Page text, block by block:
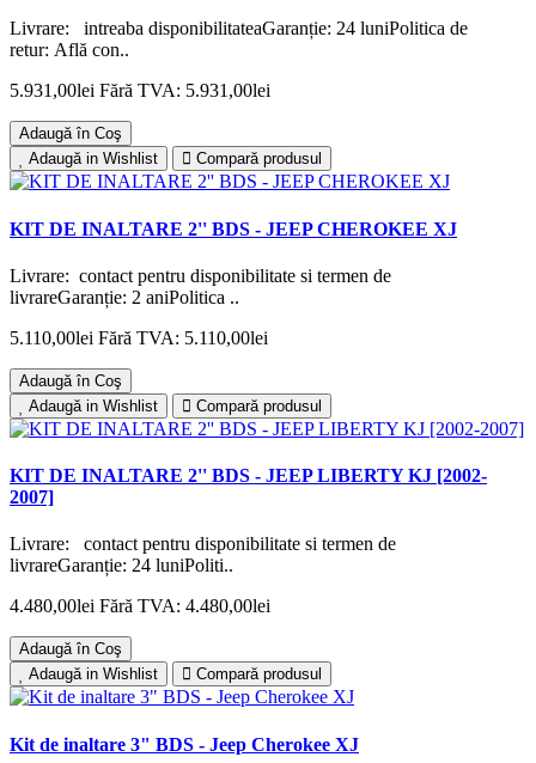
Livrare: intreaba disponibilitateaGaranție: 24 luniPolitica de
retur: Află con..
5.931,00lei Fără TVA: 5.931,00lei
Adaugă în Coş
Adaugă in Wishlist
Compară produsul
KIT DE INALTARE 2'' BDS - JEEP CHEROKEE XJ
Livrare: contact pentru disponibilitate si termen de
livrareGaranție: 2 aniPolitica ..
5.110,00lei Fără TVA: 5.110,00lei
Adaugă în Coş
Adaugă in Wishlist
Compară produsul
KIT DE INALTARE 2'' BDS - JEEP LIBERTY KJ [2002-
2007]
Livrare: contact pentru disponibilitate si termen de
livrareGaranție: 24 luniPoliti..
4.480,00lei Fără TVA: 4.480,00lei
Adaugă în Coş
Adaugă in Wishlist
Compară produsul
Kit de inaltare 3" BDS - Jeep Cherokee XJ